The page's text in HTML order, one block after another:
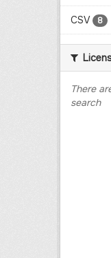
CSV 8
There
search